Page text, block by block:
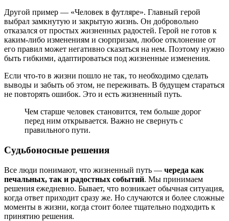
Другой пример — «Человек в футляре». Главный герой
выбрал замкнутую и закрытую жизнь. Он добровольно
отказался от простых жизненных радостей. Герой не готов к
каким-либо изменениям и сюрпризам, любое отклонение от
его правил может негативно сказаться на нем. Поэтому нужно
быть гибкими, адаптироваться под жизненные изменения.
Если что-то в жизни пошло не так, то необходимо сделать
выводы и забыть об этом, не переживать. В будущем стараться
не повторять ошибок. Это и есть жизненный путь.
Чем старше человек становится, тем больше дорог
перед ним открывается. Важно не свернуть с
правильного пути.
Судьбоносные решения
Все люди понимают, что жизненный путь — череда как
печальных, так и радостных событий. Мы принимаем
решения ежедневно. Бывает, что возникает обычная ситуация,
когда ответ приходит сразу же. Но случаются и более сложные
моменты в жизни, когда стоит более тщательно подходить к
принятию решения.